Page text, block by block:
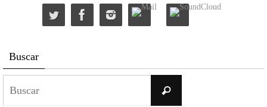
Buscar
Buscar